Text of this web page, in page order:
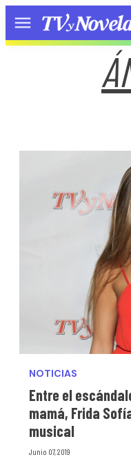
Menú
NOTICIAS
Entre el
mamá, Frida
musical
Junio 07, 2019